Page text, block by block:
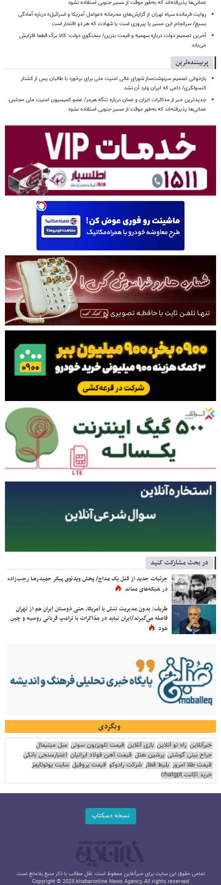
عمانی‌ها پذیرفته‌اند که به‌طور موقت از مسیر جنوبی استفاده نشود
روایت فرمانده سپاه تهران از گزارش‌های محرمانه «عوامل آمریکا و اسرائیل» درباره آمادگی
بسیج/ سرانجام این مسیر یا پیروزی است یا شهادت که هر دو افتخار است
آخرین تصمیم دولت درباره سهمیه و قیمت بنزین/ سخنگوی دولت: کالا برگ قطعا افزایش
می‌یابد
پربیننده‌ترین
بازخوانی تصمیم سرنوشت‌ساز شورای عالی امنیت ملی برای برخورد با طالبان پس از کشتار
کنسولگری/ دامی که ایران وارد آن نشد
جدیدترین خبر از مذاکرات ایران و عمان درباره تنگه هرمز/ عضو کمیسیون امنیت ملی مجلس:
عمانی‌ها پذیرفته‌اند که به‌طور موقت از مسیر جنوبی استفاده نشود
در بحث مشارکت کنید
جزئیات جدید از قتل یک مداح/ پخش ویدئوی پیکر حمیدرضا رجب‌زاده
در شبکه‌های معاند
ظریف: بدون مدیریت تنش با آمریکا، حتی دوستان ایران هم از تهران
فاصله می‌گیرند/ایران نباید در مذاکرات با ترامپ قربانی روسیه و چین
شود
وبگردی
خبرآنلاین راه نو آنلاین بازی آنلاین قیمت تلویزیون سونی مبل مینیمال
جراح بینی گوشتی پرشین هتل قیمت آهن فولاد ایرانیان اعتبارسنجی بانکی
قیمت طلا امروز بلیط قطار شرکت رادوکو قیمت پروفیل سایت یوتوتایمز
خرید اکانت chatgpt
نسخه دسکتاپ
تمامی حقوق این سایت برای خبرآنلاین محفوظ است. نقل مطالب با ذکر منبع بلامانع است.
Copyright © 2025 khabaronline News Agancy, All rights reserved